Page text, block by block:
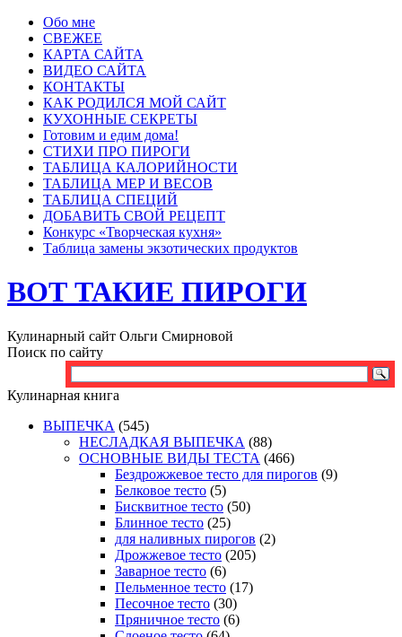
Обо мне
СВЕЖЕЕ
КАРТА САЙТА
ВИДЕО САЙТА
КОНТАКТЫ
КАК РОДИЛСЯ МОЙ САЙТ
КУХОННЫЕ СЕКРЕТЫ
Готовим и едим дома!
СТИХИ ПРО ПИРОГИ
ТАБЛИЦА КАЛОРИЙНОСТИ
ТАБЛИЦА МЕР И ВЕСОВ
ТАБЛИЦА СПЕЦИЙ
ДОБАВИТЬ СВОЙ РЕЦЕПТ
Конкурс «Творческая кухня»
Таблица замены экзотических продуктов
ВОТ ТАКИЕ ПИРОГИ
Кулинарный сайт Ольги Смирновой
Поиск по сайту
Кулинарная книга
ВЫПЕЧКА (545)
НЕСЛАДКАЯ ВЫПЕЧКА (88)
ОСНОВНЫЕ ВИДЫ ТЕСТА (466)
Бездрожжевое тесто для пирогов (9)
Белковое тесто (5)
Бисквитное тесто (50)
Блинное тесто (25)
для наливных пирогов (2)
Дрожжевое тесто (205)
Заварное тесто (6)
Пельменное тесто (17)
Песочное тесто (30)
Пряничное тесто (6)